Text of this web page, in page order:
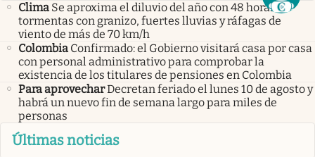
Clima Se aproxima el diluvio del año con 48 horas de
tormentas con granizo, fuertes lluvias y ráfagas de
viento de más de 70 km/h
Colombia Confirmado: el Gobierno visitará casa por casa
con personal administrativo para comprobar la
existencia de los titulares de pensiones en Colombia
Para aprovecharDecretan feriado el lunes 10 de agosto y
habrá un nuevo fin de semana largo para miles de
personas
Últimas noticias